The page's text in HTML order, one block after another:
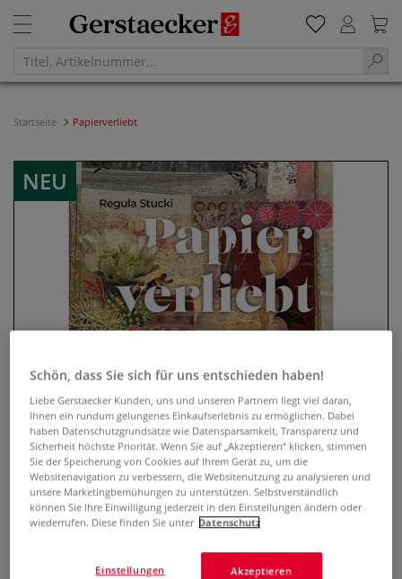
Startseite Papierverliebt
NEU
Schön, dass Sie sich für uns entschieden haben!
Liebe Gerstaecker Kunden, uns und unseren Partnern liegt viel daran,
Ihnen ein rundum gelungenes Einkaufserlebnis zu ermöglichen. Dabei
haben Datenschutzgrundsätze wie Datensparsamkeit, Transparenz und
Sicherheit höchste Priorität. Wenn Sie auf „Akzeptieren“ klicken, stimmen
Sie der Speicherung von Cookies auf Ihrem Gerät zu, um die
Websitenavigation zu verbessern, die Websitenutzung zu analysieren und
unsere Marketingbemühungen zu unterstützen. Selbstverständlich
können Sie Ihre Einwilligung jederzeit in den Einstellungen ändern oder
wiederrufen. Diese finden Sie unter Datenschutz
Akzeptieren
Einstellungen